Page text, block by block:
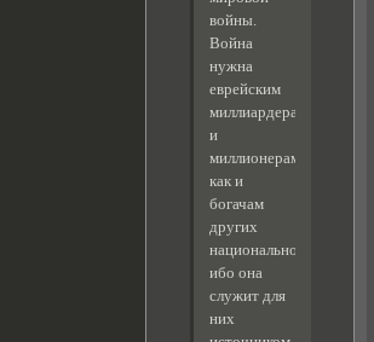
войны.
Война
нужна
еврейским
миллиардерам
и
миллионерам,
как и
богачам
других
национальностей,
ибо она
служит для
них